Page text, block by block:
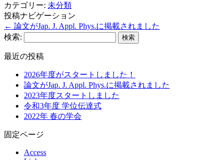
カテゴリー: 未分類
投稿ナビゲーション
← 論文がJap. J. Appl. Phys.に掲載されました
検索:
最近の投稿
2026年度がスタートしました！
論文がJap. J. Appl. Phys.に掲載されました
2023年度スタートしました
令和3年度 学位伝達式
2022年 春の学会
固定ページ
Access